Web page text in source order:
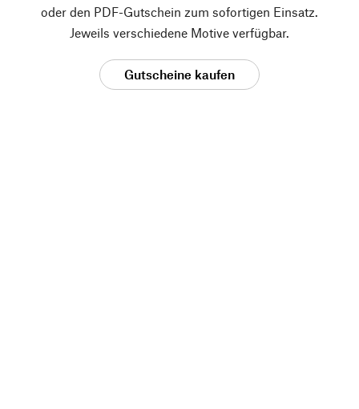
oder den PDF-Gutschein zum sofortigen Einsatz.
Jeweils verschiedene Motive verfügbar.
Gutscheine kaufen